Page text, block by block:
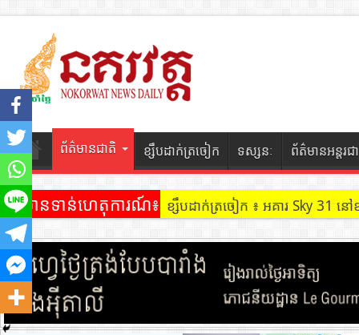
ព័ត៌មានជាតិ ខ្សឹបដាក់ត្រចៀក ទស្សនៈ ព័ត៌មានអន្តរជ
ព័ត៌មានទាន់ហេតុការណ៍៖ ខ្សឹបដាក់ត្រចៀក ៖ អគារ Sky 31